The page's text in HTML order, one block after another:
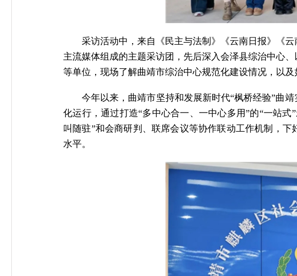
采访活动中，来自《民主与法制》《云南日报》《
主流媒体组成的主题采访团，先后深入会泽县综治中心
等单位，现场了解曲靖市综治中心规范化建设情况，以
今年以来，曲靖市坚持和发展新时代“枫桥经验”曲
化运行，通过打造“多中心合一、一中心多用”的“一站
叫随驻”和会商研判、联席会议等协作联动工作机制，
水平。